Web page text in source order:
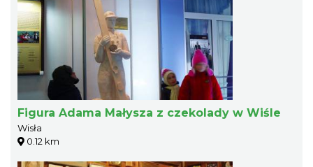
Figura Adama Małysza z czekolady w Wiśle
Wisła
0.12 km